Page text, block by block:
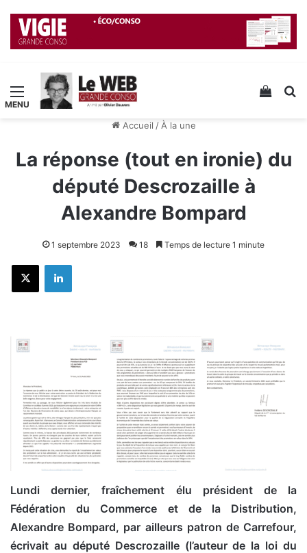
Menu Voir
Accueil / À la une
La réponse (tout en ironie) du
député Descrozaille à
Alexandre Bompard
1 septembre 2023 18 Temps de lecture 1 minute
X Linkedin
Lundi dernier, fraîchement élu président de la
Fédération du Commerce et de la Distribution,
Alexandre Bompard, par ailleurs patron de Carrefour,
écrivait au député Descrozaille (l’auteur de la loi du